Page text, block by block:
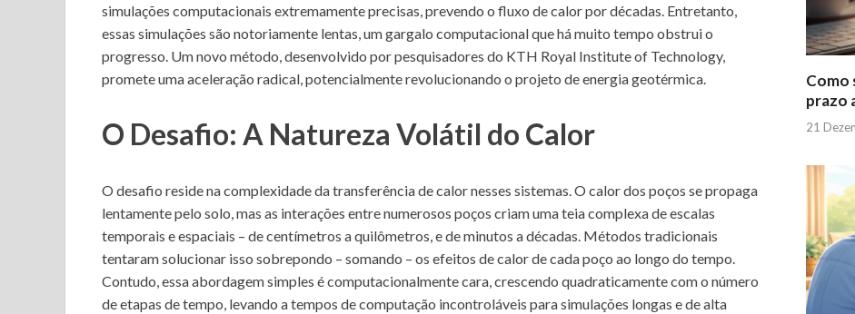
simulações computacionais extremamente precisas, prevendo o fluxo de calor por décadas. Entretanto,
essas simulações são notoriamente lentas, um gargalo computacional que há muito tempo obstrui o
progresso. Um novo método, desenvolvido por pesquisadores do KTH Royal Institute of Technology,
promete uma aceleração radical, potencialmente revolucionando o projeto de energia geotérmica.
O Desafio: A Natureza Volátil do Calor
O desafio reside na complexidade da transferência de calor nesses sistemas. O calor dos poços se propaga
lentamente pelo solo, mas as interações entre numerosos poços criam uma teia complexa de escalas
temporais e espaciais – de centímetros a quilômetros, e de minutos a décadas. Métodos tradicionais
tentaram solucionar isso sobrepondo – somando – os efeitos de calor de cada poço ao longo do tempo.
Contudo, essa abordagem simples é computacionalmente cara, crescendo quadraticamente com o número
de etapas de tempo, levando a tempos de computação incontroláveis para simulações longas e de alta
Como
prazo
21